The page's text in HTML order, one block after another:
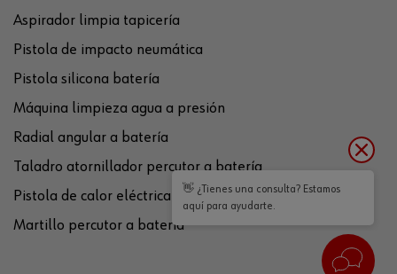
Aspirador limpia tapicería
Pistola de impacto neumática
Pistola silicona batería
Máquina limpieza agua a presión
Radial angular a batería
Taladro atornillador percutor a batería
Pistola de calor eléctrica
Martillo percutor a batería
👋 ¿Tienes una consulta? Estamos
aquí para ayudarte.